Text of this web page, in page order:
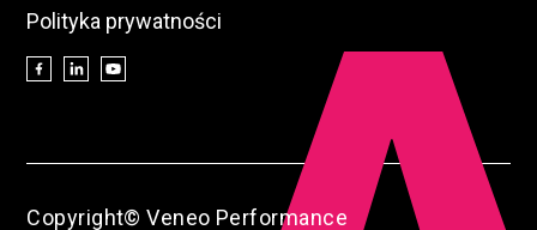
Polityka prywatności
Copyright© Veneo Performance